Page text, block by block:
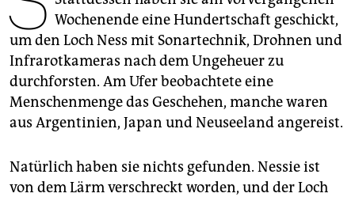
verlag
verlag
veranstaltungen
shop
unterstützen
Wochenende eine Hundertschaft geschickt,
um den Loch Ness mit Sonartechnik, Drohnen und
Infrarotkameras nach dem Ungeheuer zu
durchforsten. Am Ufer beobachtete eine
Menschenmenge das Geschehen, manche waren
aus Argentinien, Japan und Neuseeland angereist.
Natürlich haben sie nichts gefunden. Nessie ist
von dem Lärm verschreckt worden, und der Loch